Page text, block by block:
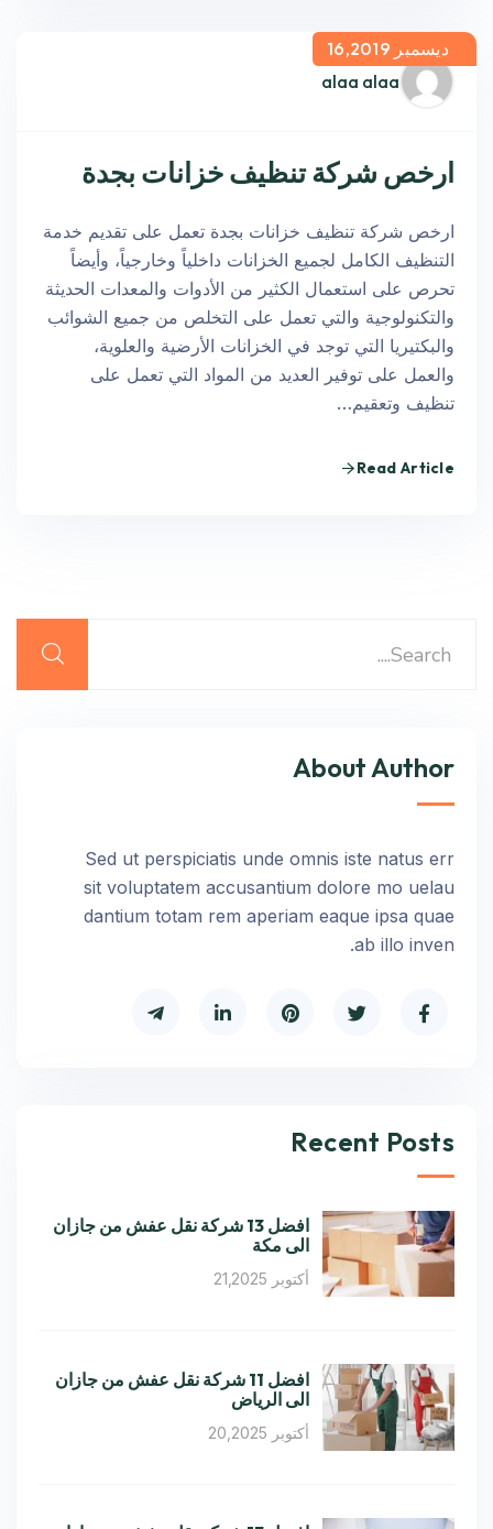
alaa alaa
ديسمبر 16,2019
ارخص شركة تنظيف خزانات بجدة
ارخص شركة تنظيف خزانات بجدة تعمل على تقديم خدمة
التنظيف الكامل لجميع الخزانات داخلياً وخارجياً، وأيضاً
تحرص على استعمال الكثير من الأدوات والمعدات الحديثة
والتكنولوجية والتي تعمل على التخلص من جميع الشوائب
والبكتيريا التي توجد في الخزانات الأرضية والعلوية،
والعمل على توفير العديد من المواد التي تعمل على
تنظيف وتعقيم…
Read Article
About Author
Sed ut perspiciatis unde omnis iste natus err
sit voluptatem accusantium dolore mo uelau
dantium totam rem aperiam eaque ipsa quae
ab illo inven.
Recent Posts
افضل 13 شركة نقل عفش من جازان
الى مكة
أكتوبر 21,2025
افضل 11 شركة نقل عفش من جازان
الى الرياض
أكتوبر 20,2025